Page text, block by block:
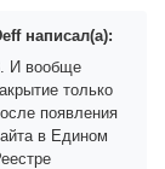
написал(а):
И вообще
только
появления
в Едином